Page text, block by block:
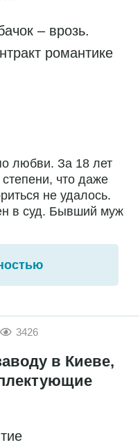
– врозь.
романтике
любви. За 18 лет
что даже
не удалось.
в суд. Бывший муж
3426
в Киеве,